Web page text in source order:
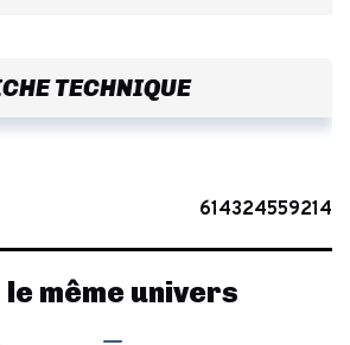
TECHNIQUE
614324559214
le même univers